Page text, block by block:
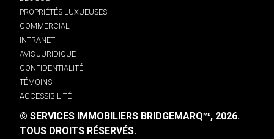
PROPRIÉTÉS LUXUEUSES
COMMERCIAL
INTRANET
AVIS JURIDIQUE
CONFIDENTIALITÉ
TÉMOINS
ACCESSIBILITÉ
© SERVICES IMMOBILIERS BRIDGEMARQMD, 2026.
TOUS DROITS RÉSERVÉS.